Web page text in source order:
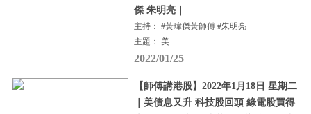
傑 朱明亮｜
主持： #黃瑋傑黃師傅 #朱明亮
主題： 美
2022/01/25
【師傅講港股】2022年1月18日 星期二
｜美債息又升 科技股回頭 綠電股買得